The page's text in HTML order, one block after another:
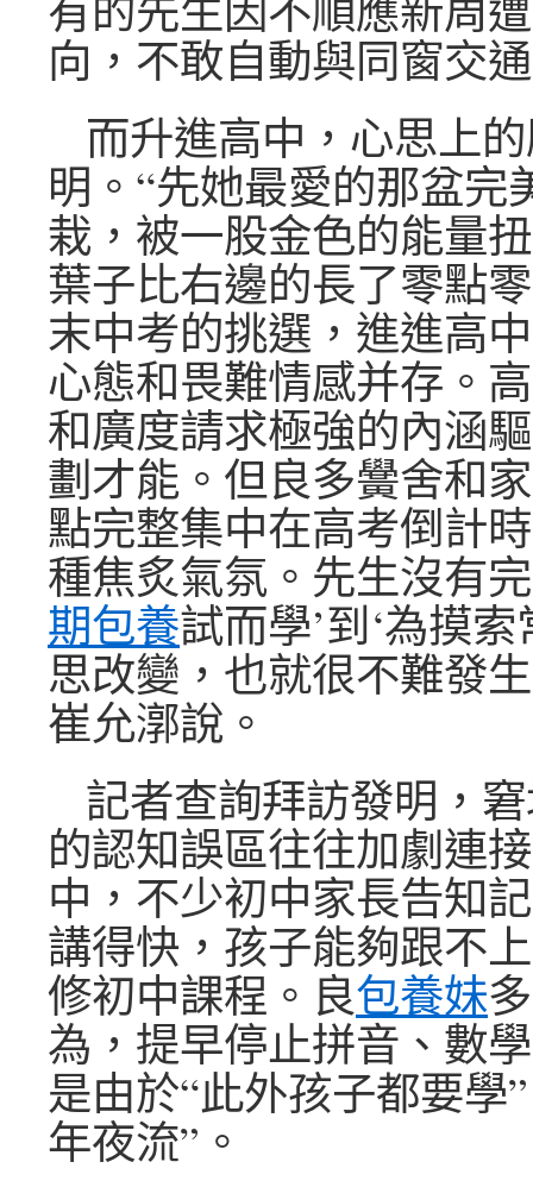
向，不敢自動與同窗交
而升進高中，心思上
明。“先她最愛的那盆完
栽，被一股金色的能量
葉子比右邊的長了零點
末中考的挑選，進進高
心態和畏難情感并存。
和廣度請求極強的內涵
劃才能。但良多黌舍和
點完整集中在高考倒計
種焦炙氣氛。先生沒有
期包養試而學’到‘為摸
思改變，也就很不難發
崔允漷說。
記者查詢拜訪發明，
的認知誤區往往加劇連
中，不少初中家長告知
講得快，孩子能夠跟不
修初中課程。良包養妹
為，提早停止拼音、數
是由於“此外孩子都要學
年夜流”。